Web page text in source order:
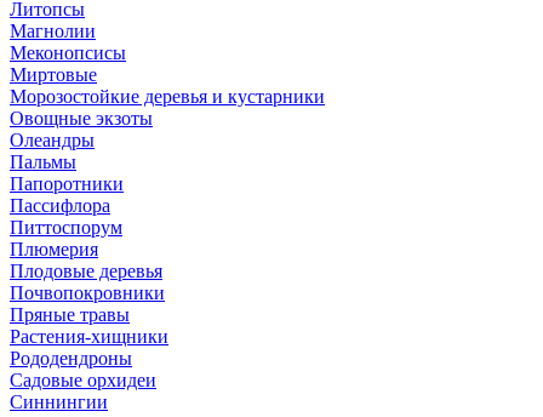
Литопсы
Магнолии
Меконопсисы
Миртовые
Морозостойкие деревья и кустарники
Овощные экзоты
Олеандры
Пальмы
Папоротники
Пассифлора
Питтоспорум
Плюмерия
Плодовые деревья
Почвопокровники
Пряные травы
Растения-хищники
Рододендроны
Садовые орхидеи
Синнингии